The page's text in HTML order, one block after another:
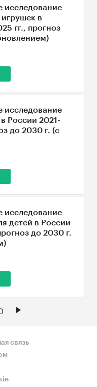
исследование
в
гг., прогноз
исследование
России 2021-
до 2030 г. (с
исследование
детей в России
до 2030 г.
связь